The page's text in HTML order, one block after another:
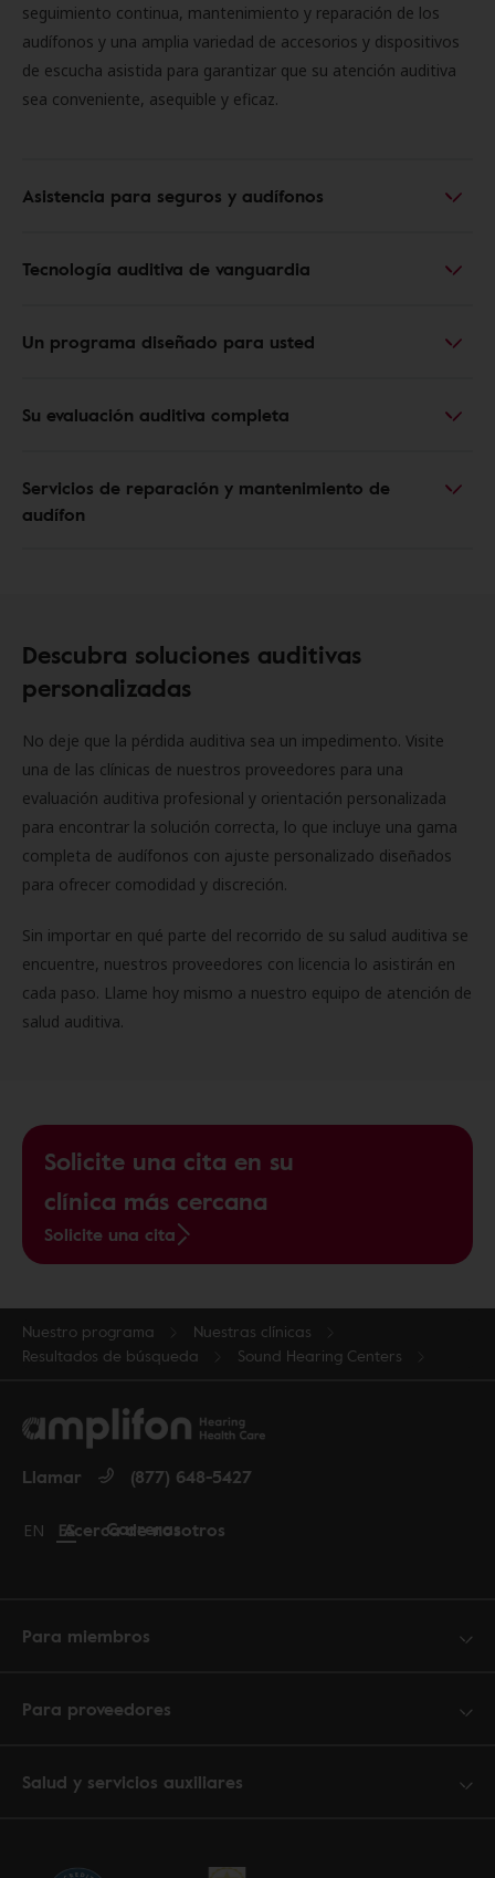
seguimiento continua, mantenimiento y reparación de los
audífonos y una amplia variedad de accesorios y dispositivos
de escucha asistida para garantizar que su atención auditiva
sea conveniente, asequible y eficaz.
Asistencia para seguros y audífonos
Tecnología auditiva de vanguardia
Un programa diseñado para usted
Su evaluación auditiva completa
Servicios de reparación y mantenimiento de
audífon
Descubra soluciones auditivas
personalizadas
No deje que la pérdida auditiva sea un impedimento. Visite
una de las clínicas de nuestros proveedores para una
evaluación auditiva profesional y orientación personalizada
para encontrar la solución correcta, lo que incluye una gama
completa de audífonos con ajuste personalizado diseñados
para ofrecer comodidad y discreción.
Sin importar en qué parte del recorrido de su salud auditiva se
encuentre, nuestros proveedores con licencia lo asistirán en
cada paso. Llame hoy mismo a nuestro equipo de atención de
salud auditiva.
Solicite una cita en su
clínica más cercana
Solicite una cita
Nuestro programa
Nuestras clínicas
Resultados de búsqueda
Sound Hearing Centers
Acerca de nosotros
Carreras
Llamar (877) 648-5427
Change language to English
EN Cambiar idioma a español
ES
Para miembros
Para proveedores
Salud y servicios auxiliares